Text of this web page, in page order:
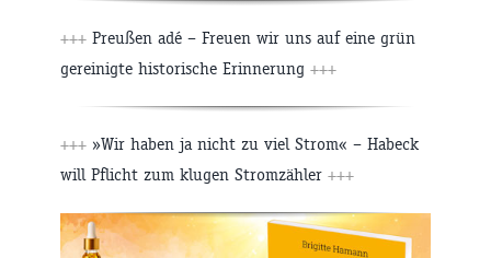
+++ Preußen adé – Freuen wir uns auf eine grün
gereinigte historische Erinnerung +++
+++ »Wir haben ja nicht zu viel Strom« – Habeck
will Pflicht zum klugen Stromzähler +++